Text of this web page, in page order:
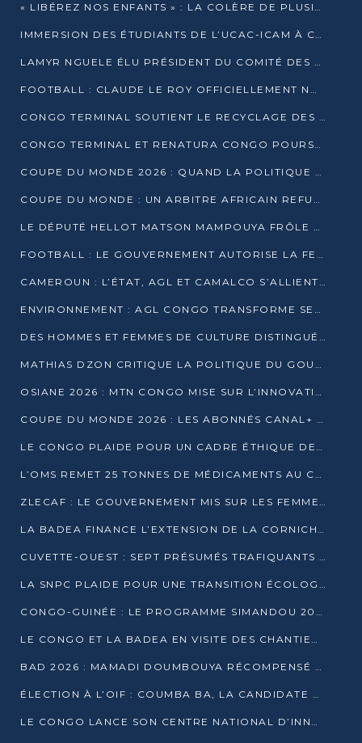
« LIBÉREZ NOS ENFANTS » : LA COLÈRE DE PLUSIEURS MÈRES À BRAZZAVILLE CONTRE LA DGSP
IMMERSION DES ÉTUDIANTS DE L’UCAC-ICAM À CONGO TERMINAL
LAMYR NGUELE ÉLU PRÉSIDENT DU COMITÉ DES MEMBRES D’HONNEUR DU PCT
FOOTBALL : CLAUDE LE ROY OFFICIELLEMENT NOMMÉ SÉLECTIONNEUR DU CONGO
CONGO TERMINAL SOUTIENT LE RECYCLAGE DES DÉCHETS PLASTIQUES À POINTE-NOIRE
CONGO TERMINAL ET RENATURA CONGO POURSUIVENT LEUR COMBAT POUR LA BIODIVERSITÉ
COUPE DU MONDE 2026 : QUAND LA POLITIQUE MENACE L’UNIVERSALITÉ DU FOOTBALL
COUPE DU MONDE : UN ARBITRE AFRICAIN REFUSÉ À L’ENTRÉE DES ÉTATS-UNIS
LE DÉPUTÉ HELLOT MATSON MAMPOUYA FRÔLE LA MORT LORS D’UNE EMBUSCADE DZNS LE POOL
FOOTBALL : LE GOUVERNEMENT AUTORISE LA FECOFOOT À OCCUPER LES COMPLEXES SPORTIFS
CAMEROUN : L’ÉTAT, AGL ET CAMALCO S’ALLIENT POUR UN MÉGA-PROJET FERROVIAIRE
ENVIRONNEMENT : AGL CONGO TRANSFORME SES DÉCHETS EN OUTILS DE FORMATION
DES HOMMES ET FEMMES DE CULTURE DISTINGUÉS POUR LEUR ENGAGEMENT PAR BANTOU CULTURE
MATHIAS DZON CRITIQUE LA POLITIQUE DU GOUVERNEMENT ET ALERTE SUR LA DETTE DU CONGO
OSIANE 2026 : MTN CONGO MISE SUR L’INNOVATION POUR RELEVER LES DÉFIS AFRICAINS
COUPE DU MONDE 2026 : LES ABONNÉS CANAL+ AU CONGO DÉÇUS À QUELQUES JOURS DU COUP D’ENVOI
LE CONGO PLAIDE POUR UN CADRE ÉTHIQUE DE L’INTELLIGENCE ARTIFICIELLE À DAKAR
L’OMS REMET 25 TONNES DE MÉDICAMENTS AU CONGO POUR RENFORCER LA RIPOSTE AUX ÉPIDÉMIES
ZLECAF : LE GOUVERNEMENT MIS SUR LES FEMMES ENTREPRENEURES
LA BADEA FINANCE L’EXTENSION DE LA CORNICHE SUD DE BRAZZAVILLE
CUVETTE-OUEST : SEPT PRÉSUMÉS TRAFIQUANTS DE FAUNE INTERPELLÉS À EWO ET KELLÉ
LA SNPC PLAIDE POUR UNE TRANSITION ÉCOLOGIQUE PROGRESSIVE
CONGO-GUINÉE : LE PROGRAMME SIMANDOU 2040 AU CŒUR DES ÉCHANGES À LA BAD
LE CONGO ET LA BADEA EN VISITE DES CHANTIERS
BAD 2026 : MAMADI DOUMBOUYA RÉCOMPENSÉ PAR LE TROPHÉE BABACAR NDIAYE À BRAZZAVILLE
ÉLECTION À L’OIF : COUMBA BA, LA CANDIDATE DISCRÈTE QUI BOUSCULE LE JEU DIPLOMATIQUE
LE CONGO LANCE SON CENTRE NATIONAL D’INNOVATION